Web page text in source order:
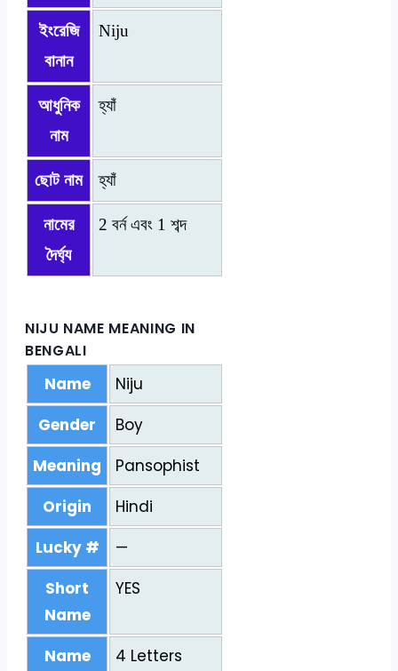
ইংরেজি
বানান
Niju
আধুনিক
নাম
হ্যাঁ
ছোট নাম হ্যাঁ
নামের
দৈর্ঘ্য
2 বর্ন এবং 1 শব্দ
NIJU NAME MEANING IN
BENGALI
Name
Niju
Gender
Boy
Meaning
Pansophist
Origin
Hindi
Lucky #
—
Short
Name
YES
Name
4 Letters